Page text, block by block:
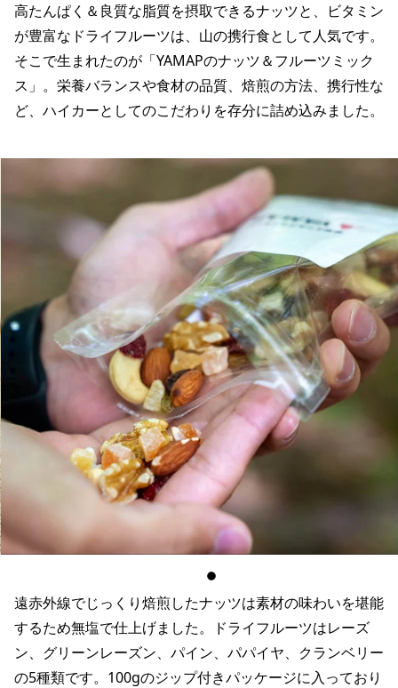
高たんぱく＆良質な脂質を摂取できるナッツと、ビタミン
が豊富なドライフルーツは、山の携行食として人気です。
そこで生まれたのが「YAMAPのナッツ＆フルーツミック
ス」。栄養バランスや食材の品質、焙煎の方法、携行性な
ど、ハイカーとしてのこだわりを存分に詰め込みました。
遠赤外線でじっくり焙煎したナッツは素材の味わいを堪能
するため無塩で仕上げました。ドライフルーツはレーズ
ン、グリーンレーズン、パイン、パパイヤ、クランベリー
の5種類です。100gのジップ付きパッケージに入っており